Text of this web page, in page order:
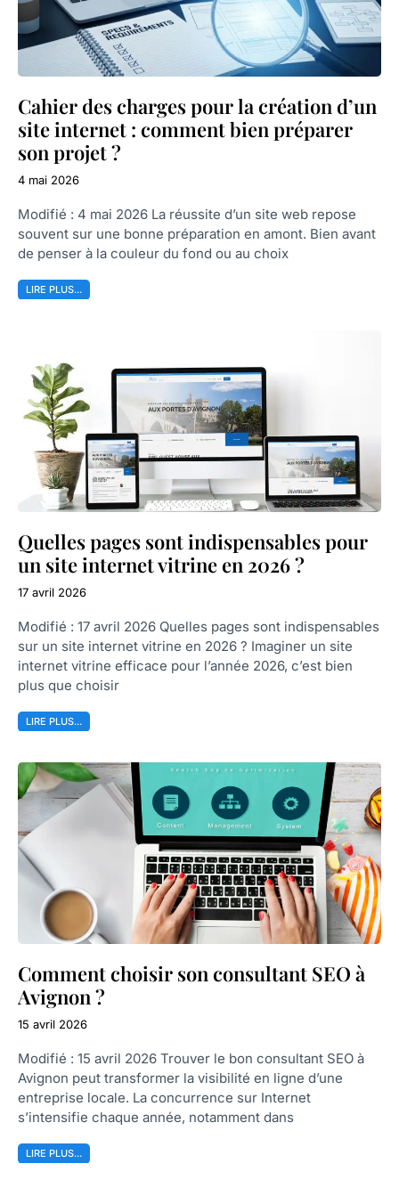
Cahier des charges pour la création d’un
site internet : comment bien préparer
son projet ?
4 mai 2026
Modifié : 4 mai 2026 La réussite d’un site web repose
souvent sur une bonne préparation en amont. Bien avant
de penser à la couleur du fond ou au choix
LIRE PLUS...
Quelles pages sont indispensables pour
un site internet vitrine en 2026 ?
17 avril 2026
Modifié : 17 avril 2026 Quelles pages sont indispensables
sur un site internet vitrine en 2026 ? Imaginer un site
internet vitrine efficace pour l’année 2026, c’est bien
plus que choisir
LIRE PLUS...
Comment choisir son consultant SEO à
Avignon ?
15 avril 2026
Modifié : 15 avril 2026 Trouver le bon consultant SEO à
Avignon peut transformer la visibilité en ligne d’une
entreprise locale. La concurrence sur Internet
s’intensifie chaque année, notamment dans
LIRE PLUS...